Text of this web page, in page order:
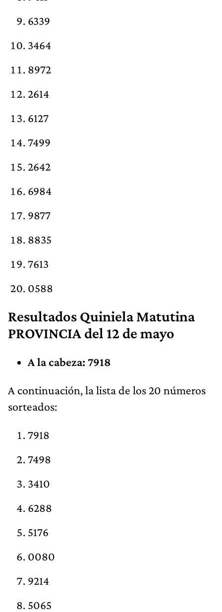
6339
3464
8972
2614
6127
7499
2642
6984
9877
8835
7613
0588
Resultados Quiniela Matutina
PROVINCIA del 12 de mayo
A la cabeza: 7918
A continuación, la lista de los 20 números
sorteados:
7918
7498
3410
6288
5176
0080
9214
5065